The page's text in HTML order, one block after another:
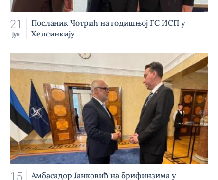
21
јун
Посланик Чотрић на годишњој ГС ИСП у
Хелсинкију
15
Амбасадор Јанковић на брифинзима у